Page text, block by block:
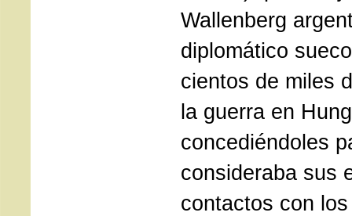
Wallenberg
diplomático
cientos de miles
la guerra en
concediéndoles
consideraba sus
contactos con